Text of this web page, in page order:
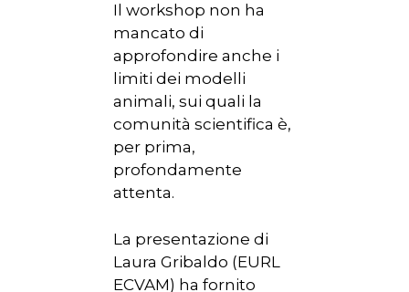
Il workshop non ha
mancato di
approfondire anche i
limiti dei modelli
animali, sui quali la
comunità scientifica è,
per prima,
profondamente
attenta.
La presentazione di
Laura Gribaldo (EURL
ECVAM) ha fornito